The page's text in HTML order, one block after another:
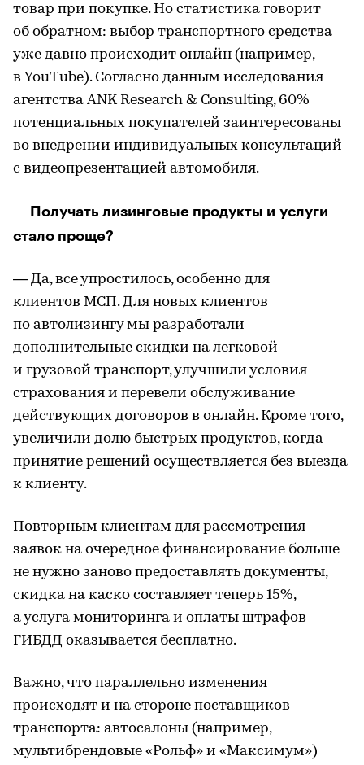
товар при покупке. Но статистика говорит
об обратном: выбор транспортного средства
уже давно происходит онлайн (например,
в YouTube). Согласно данным исследования
агентства ANK Research & Consulting, 60%
потенциальных покупателей заинтересованы
во внедрении индивидуальных консультаций
с видеопрезентацией автомобиля.
— Получать лизинговые продукты и услуги
стало проще?
— Да, все упростилось, особенно для
клиентов МСП. Для новых клиентов
по автолизингу мы разработали
дополнительные скидки на легковой
и грузовой транспорт, улучшили условия
страхования и перевели обслуживание
действующих договоров в онлайн. Кроме того,
увеличили долю быстрых продуктов, когда
принятие решений осуществляется без выезда
к клиенту.
Повторным клиентам для рассмотрения
заявок на очередное финансирование больше
не нужно заново предоставлять документы,
скидка на каско составляет теперь 15%,
а услуга мониторинга и оплаты штрафов
ГИБДД оказывается бесплатно.
Важно, что параллельно изменения
происходят и на стороне поставщиков
транспорта: автосалоны (например,
мультибрендовые «Рольф» и «Максимум»)